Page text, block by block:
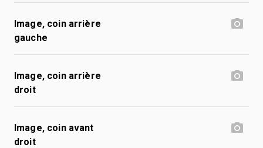
Image, coin arrière
gauche
Image, coin arrière
droit
Image, coin avant
droit